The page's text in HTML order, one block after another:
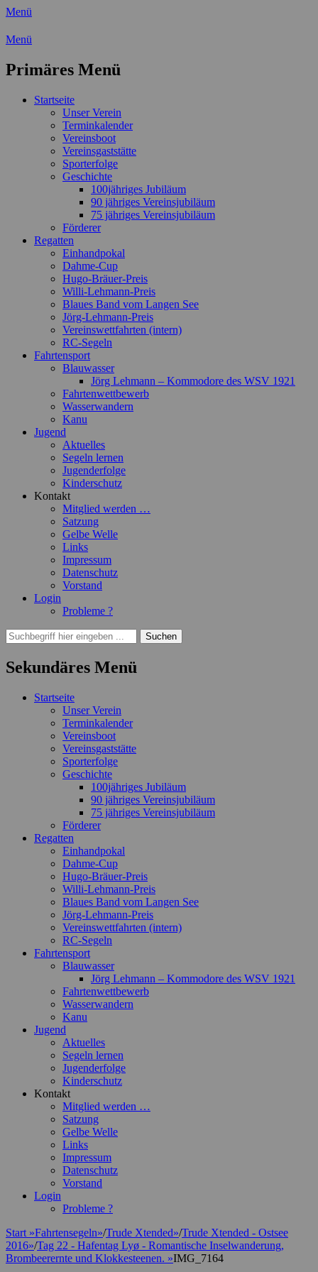
Menü
Wassersport-Verein 1921 e.V.
Freizeit mit der ganzen Familie
Menü
Primäres Menü
Zum
Startseite
Unser Verein
Terminkalender
Vereinsboot
Vereinsgaststätte
Sporterfolge
Geschichte
100jähriges Jubiläum
90 jähriges Vereinsjubiläum
75 jähriges Vereinsjubiläum
Förderer
Regatten
Einhandpokal
Dahme-Cup
Hugo-Bräuer-Preis
Willi-Lehmann-Preis
Blaues Band vom Langen See
Jörg-Lehmann-Preis
Vereinswettfahrten (intern)
RC-Segeln
Fahrtensport
Blauwasser
Jörg Lehmann – Kommodore des WSV 1921
Fahrtenwettbewerb
Wasserwandern
Kanu
Jugend
Aktuelles
Segeln lernen
Jugenderfolge
Kinderschutz
Kontakt
Mitglied werden …
Satzung
Gelbe Welle
Links
Impressum
Datenschutz
Vorstand
Login
Probleme ?
Suchen
Suchen
nach:
Sekundäres Menü
Zum
Startseite
Unser Verein
Terminkalender
Vereinsboot
Vereinsgaststätte
Sporterfolge
Geschichte
100jähriges Jubiläum
90 jähriges Vereinsjubiläum
75 jähriges Vereinsjubiläum
Förderer
Regatten
Einhandpokal
Dahme-Cup
Hugo-Bräuer-Preis
Willi-Lehmann-Preis
Blaues Band vom Langen See
Jörg-Lehmann-Preis
Vereinswettfahrten (intern)
RC-Segeln
Fahrtensport
Blauwasser
Jörg Lehmann – Kommodore des WSV 1921
Fahrtenwettbewerb
Wasserwandern
Kanu
Jugend
Aktuelles
Segeln lernen
Jugenderfolge
Kinderschutz
Kontakt
Mitglied werden …
Satzung
Gelbe Welle
Links
Impressum
Datenschutz
Vorstand
Login
Probleme ?
Start »Fahrtensegeln»/Trude Xtended»/Trude Xtended - Ostsee
2016»/Tag 22 - Hafentag Lyø - Romantische Inselwanderung,
Brombeerernte und Klokkesteenen. »IMG_7164